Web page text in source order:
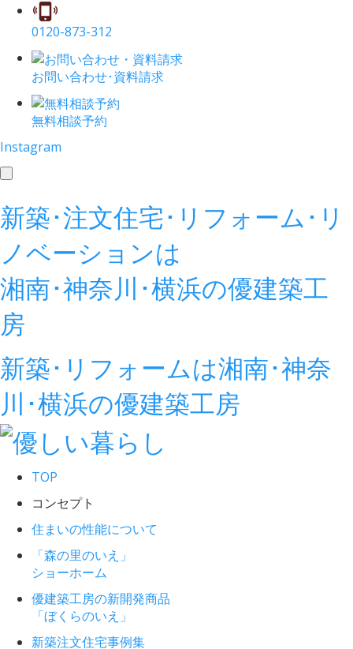
0120-873-312
お問い合わせ･資料請求
無料相談予約
Instagram
toggle
新築･注文住宅･リフォーム･リ
ノベーションは
湘南･神奈川･横浜の優建築工
房
新築･リフォームは湘南･神奈
川･横浜の優建築工房
TOP
コンセプト
住まいの性能について
「森の里のいえ」
ショーホーム
優建築工房の新開発商品
「ぼくらのいえ」
新築注文住宅事例集